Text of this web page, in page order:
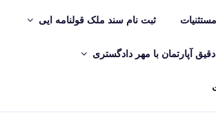
ثبت نام سند ملک قولنامه ایی
آپارتمان با مهر دادگستری